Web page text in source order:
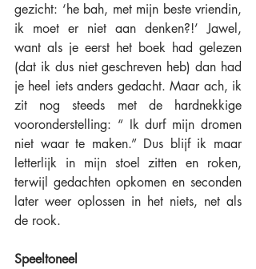
gezicht: ‘he bah, met mijn beste vriendin,
ik moet er niet aan denken?!’ Jawel,
want als je eerst het boek had gelezen
(dat ik dus niet geschreven heb) dan had
je heel iets anders gedacht. Maar ach, ik
zit nog steeds met de hardnekkige
vooronderstelling: “ Ik durf mijn dromen
niet waar te maken.” Dus blijf ik maar
letterlijk in mijn stoel zitten en roken,
terwijl gedachten opkomen en seconden
later weer oplossen in het niets, net als
de rook.
Speeltoneel